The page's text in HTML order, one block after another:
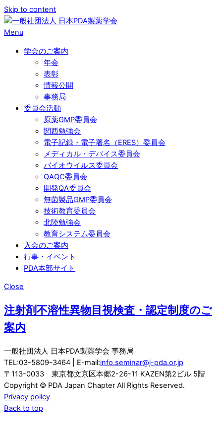
Skip to content
Menu
学会のご案内
年会
表彰
情報公開
事務局
委員会活動
原薬GMP委員会
関西勉強会
電子記録・電子署名（ERES）委員会
メディカル・デバイス委員会
バイオウイルス委員会
QAQC委員会
開発QA委員会
無菌製品GMP委員会
技術教育委員会
北陸勉強会
教育システム委員会
入会のご案内
行事・イベント
PDA本部サイト
Close
注射剤不溶性異物目視検査・認定制度のご
案内
一般社団法人 日本PDA製薬学会 事務局
TEL:03-5809-3464 | E-mail:info.seminar@j-pda.or.jp
〒113-0033 東京都文京区本郷2-26-11 KAZEN第2ビル 5階
Copyright © PDA Japan Chapter All Rights Reserved.
Privacy policy
Back to top